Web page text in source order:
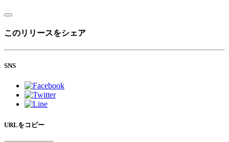
このリリースをシェア
SNS
URLをコピー